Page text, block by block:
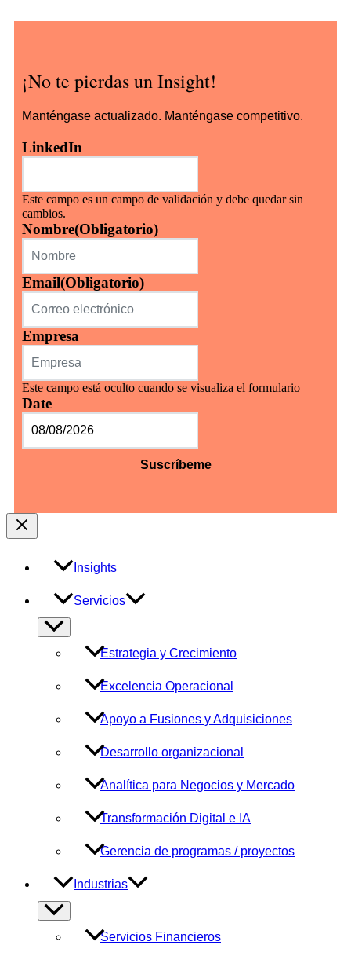
¡No te pierdas un Insight!
Manténgase actualizado. Manténgase competitivo.
LinkedIn
Este campo es un campo de validación y debe quedar sin
cambios.
Nombre(Obligatorio)
Email(Obligatorio)
Empresa
Este campo está oculto cuando se visualiza el formulario
Date
DD
barra
Insights
Servicios
Alternar
menú
Estrategia y Crecimiento
Excelencia Operacional
Apoyo a Fusiones y Adquisiciones
Desarrollo organizacional
Analítica para Negocios y Mercado
Transformación Digital e IA
Gerencia de programas / proyectos
Industrias
Alternar
menú
Servicios Financieros